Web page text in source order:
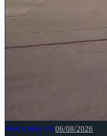
NACIONALES 06/08/2026